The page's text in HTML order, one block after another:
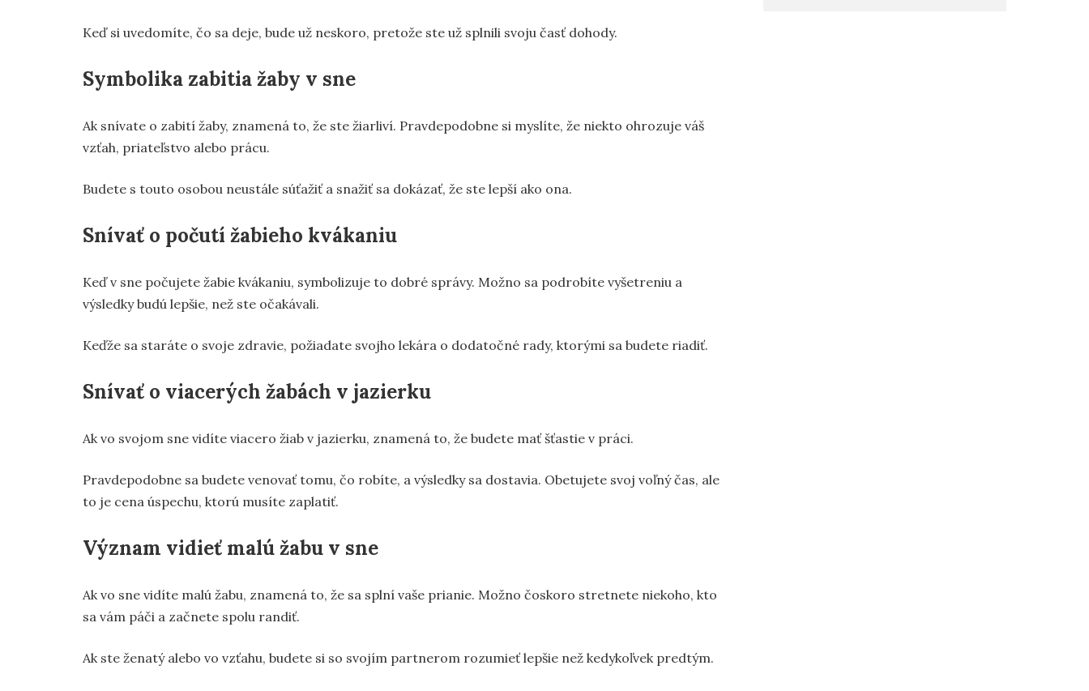
Keď si uvedomíte, čo sa deje, bude už neskoro, pretože ste už splnili svoju časť dohody.
Symbolika zabitia žaby v sne
Ak snívate o zabití žaby, znamená to, že ste žiarliví. Pravdepodobne si myslíte, že niekto ohrozuje váš
vzťah, priateľstvo alebo prácu.
Budete s touto osobou neustále súťažiť a snažiť sa dokázať, že ste lepší ako ona.
Snívať o počutí žabieho kvákaniu
Keď v sne počujete žabie kvákaniu, symbolizuje to dobré správy. Možno sa podrobíte vyšetreniu a
výsledky budú lepšie, než ste očakávali.
Keďže sa staráte o svoje zdravie, požiadate svojho lekára o dodatočné rady, ktorými sa budete riadiť.
Snívať o viacerých žabách v jazierku
Ak vo svojom sne vidíte viacero žiab v jazierku, znamená to, že budete mať šťastie v práci.
Pravdepodobne sa budete venovať tomu, čo robíte, a výsledky sa dostavia. Obetujete svoj voľný čas, ale
to je cena úspechu, ktorú musíte zaplatiť.
Význam vidieť malú žabu v sne
Ak vo sne vidíte malú žabu, znamená to, že sa splní vaše prianie. Možno čoskoro stretnete niekoho, kto
sa vám páči a začnete spolu randiť.
Ak ste ženatý alebo vo vzťahu, budete si so svojím partnerom rozumieť lepšie než kedykoľvek predtým.